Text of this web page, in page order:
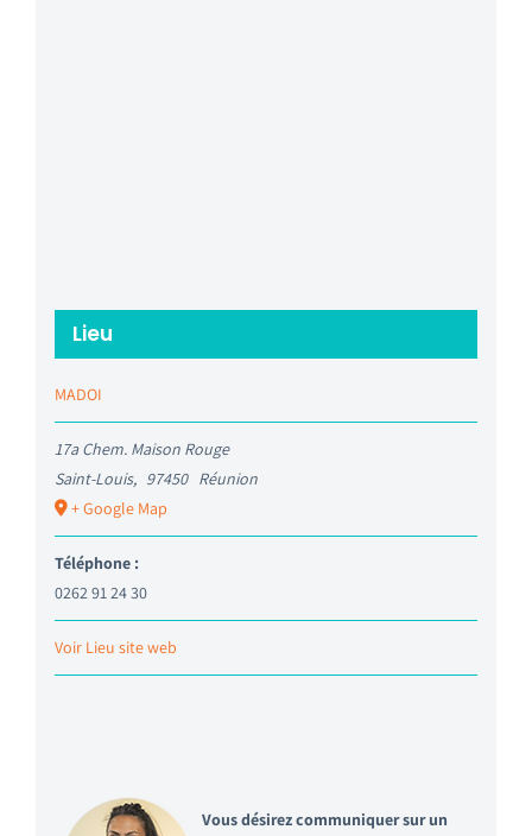
Lieu
MADOI
17a Chem. Maison Rouge
Saint-Louis, 97450 Réunion
+ Google Map
Téléphone :
0262 91 24 30
Voir Lieu site web
Vous désirez communiquer sur un